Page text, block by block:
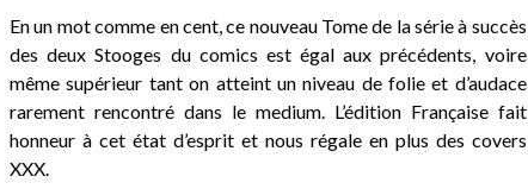
En un mot comme en cent, ce nouveau Tome de la série à succès
des deux Stooges du comics est égal aux précédents, voire
même supérieur tant on atteint un niveau de folie et d’audace
rarement rencontré dans le medium. L’édition Française fait
honneur à cet état d’esprit et nous régale en plus des covers
XXX.